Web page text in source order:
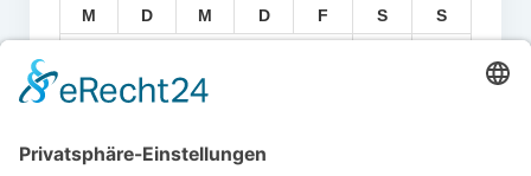
M D M D F S
S
3
4 5
17
18 19 20